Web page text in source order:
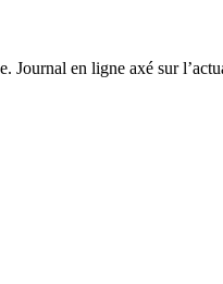
en ligne axé sur